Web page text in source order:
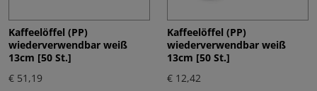
Kaffeelöffel (PP)
wiederverwendbar weiß
13cm [50 St.]
€ 51,19
Kaffeelöffel (PP)
wiederverwendbar weiß
13cm [50 St.]
€ 12,42